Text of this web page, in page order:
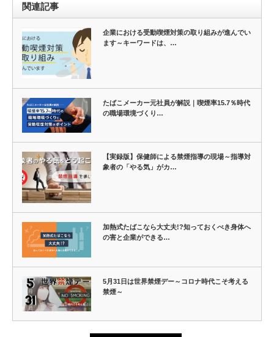
関連記事
企業における受動喫煙対策の取り組みが進んでい
ます～キーワードは、…
たばこメーカー元社員が解説｜喫煙率15.7％時代
の職場環境づくり…
【実録版】保健師による禁煙指導の現場～指導対
象者の「やる気」がカ…
加熱式たばこなら大丈夫!?知っておくべき身体へ
の害と企業ができる…
5月31日は世界禁煙デー～コロナ時代こそ考える
禁煙～